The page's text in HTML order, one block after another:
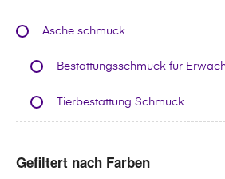
Asche schmuck
Bestattungsschmuck für
Tierbestattung Schmuck
Gefiltert nach Farben